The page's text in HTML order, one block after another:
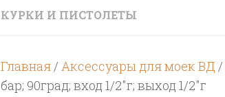
КУРКИ И ПИСТОЛЕТЫ
Главная / Аксессуары для моек ВД /
бар; 90град; вход 1/2″г; выход 1/2″г